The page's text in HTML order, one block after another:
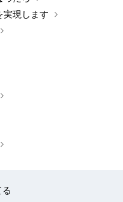
実現します